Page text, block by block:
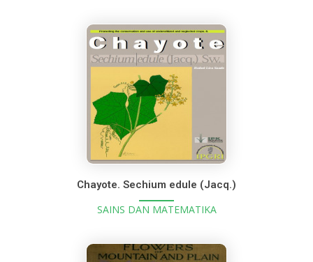
Chayote. Sechium edule (Jacq.)
SAINS DAN MATEMATIKA